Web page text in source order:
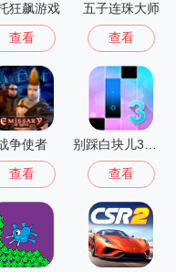
狂飙游戏
查看
五子连珠大师
查看
争使者
查看
别踩白块儿3多模式版
查看